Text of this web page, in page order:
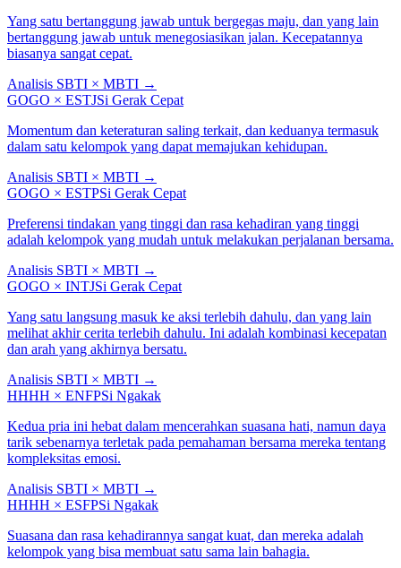
Yang satu bertanggung jawab untuk bergegas maju, dan yang lain
bertanggung jawab untuk menegosiasikan jalan. Kecepatannya
biasanya sangat cepat.
Analisis SBTI × MBTI →
GOGO × ESTJSi Gerak Cepat
Momentum dan keteraturan saling terkait, dan keduanya termasuk
dalam satu kelompok yang dapat memajukan kehidupan.
Analisis SBTI × MBTI →
GOGO × ESTPSi Gerak Cepat
Preferensi tindakan yang tinggi dan rasa kehadiran yang tinggi
adalah kelompok yang mudah untuk melakukan perjalanan bersama.
Analisis SBTI × MBTI →
GOGO × INTJSi Gerak Cepat
Yang satu langsung masuk ke aksi terlebih dahulu, dan yang lain
melihat akhir cerita terlebih dahulu. Ini adalah kombinasi kecepatan
dan arah yang akhirnya bersatu.
Analisis SBTI × MBTI →
HHHH × ENFPSi Ngakak
Kedua pria ini hebat dalam mencerahkan suasana hati, namun daya
tarik sebenarnya terletak pada pemahaman bersama mereka tentang
kompleksitas emosi.
Analisis SBTI × MBTI →
HHHH × ESFPSi Ngakak
Suasana dan rasa kehadirannya sangat kuat, dan mereka adalah
kelompok yang bisa membuat satu sama lain bahagia.